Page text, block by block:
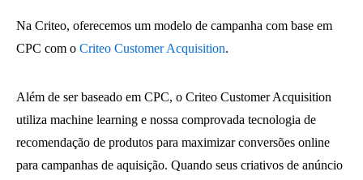
Na Criteo, oferecemos um modelo de campanha com base em
CPC com o Criteo Customer Acquisition.
Além de ser baseado em CPC, o Criteo Customer Acquisition
utiliza machine learning e nossa comprovada tecnologia de
recomendação de produtos para maximizar conversões online
para campanhas de aquisição. Quando seus criativos de anúncio